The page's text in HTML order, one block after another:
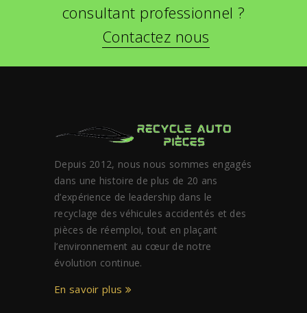
consultant professionnel ?
Contactez nous
Depuis 2012, nous nous sommes engagés
dans une histoire de plus de 20 ans
d’expérience de leadership dans le
recyclage des véhicules accidentés et des
pièces de réemploi, tout en plaçant
l’environnement au cœur de notre
évolution continue.
En savoir plus